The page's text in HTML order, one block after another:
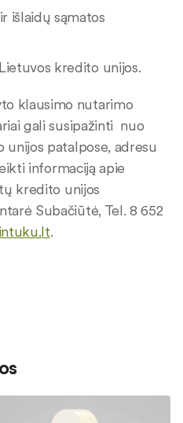
išlaidų sąmatos
kredito unijos.
klausimo nutarimo
gali susipažinti nuo
unijos patalpose, adresu
informaciją apie
kredito unijos
Subačiūtė, Tel. 8 652
.